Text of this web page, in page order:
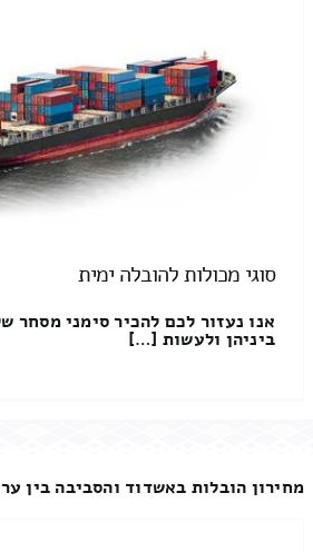
סוגי מכולות להובלה ימית
אנו נעזור לכם להכיר סימני מסחר
ביניהן ולעשות […]
מחירון הובלות באשדוד והסביבה בין